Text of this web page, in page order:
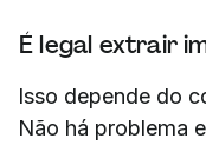
É legal extrair
Isso depende do
Não há problema